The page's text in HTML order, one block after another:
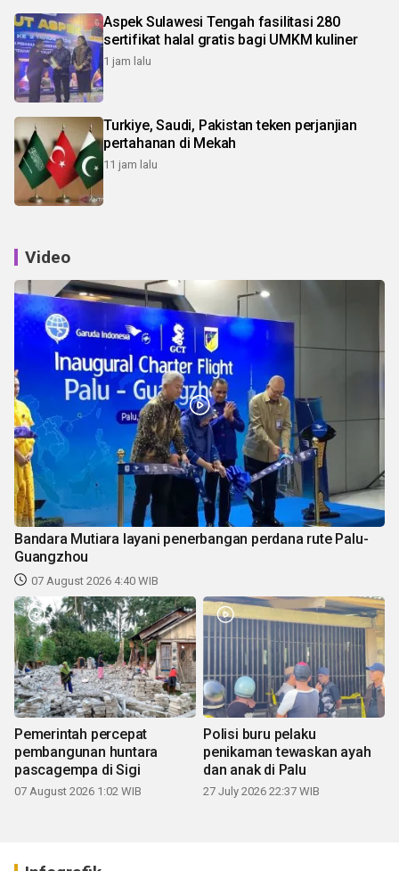
Aspek Sulawesi Tengah fasilitasi 280
sertifikat halal gratis bagi UMKM kuliner
1 jam lalu
Turkiye, Saudi, Pakistan teken perjanjian
pertahanan di Mekah
11 jam lalu
Video
Bandara Mutiara layani penerbangan perdana rute Palu-
Guangzhou
07 August 2026 4:40 WIB
Pemerintah percepat
pembangunan huntara
pascagempa di Sigi
07 August 2026 1:02 WIB
Polisi buru pelaku
penikaman tewaskan ayah
dan anak di Palu
27 July 2026 22:37 WIB